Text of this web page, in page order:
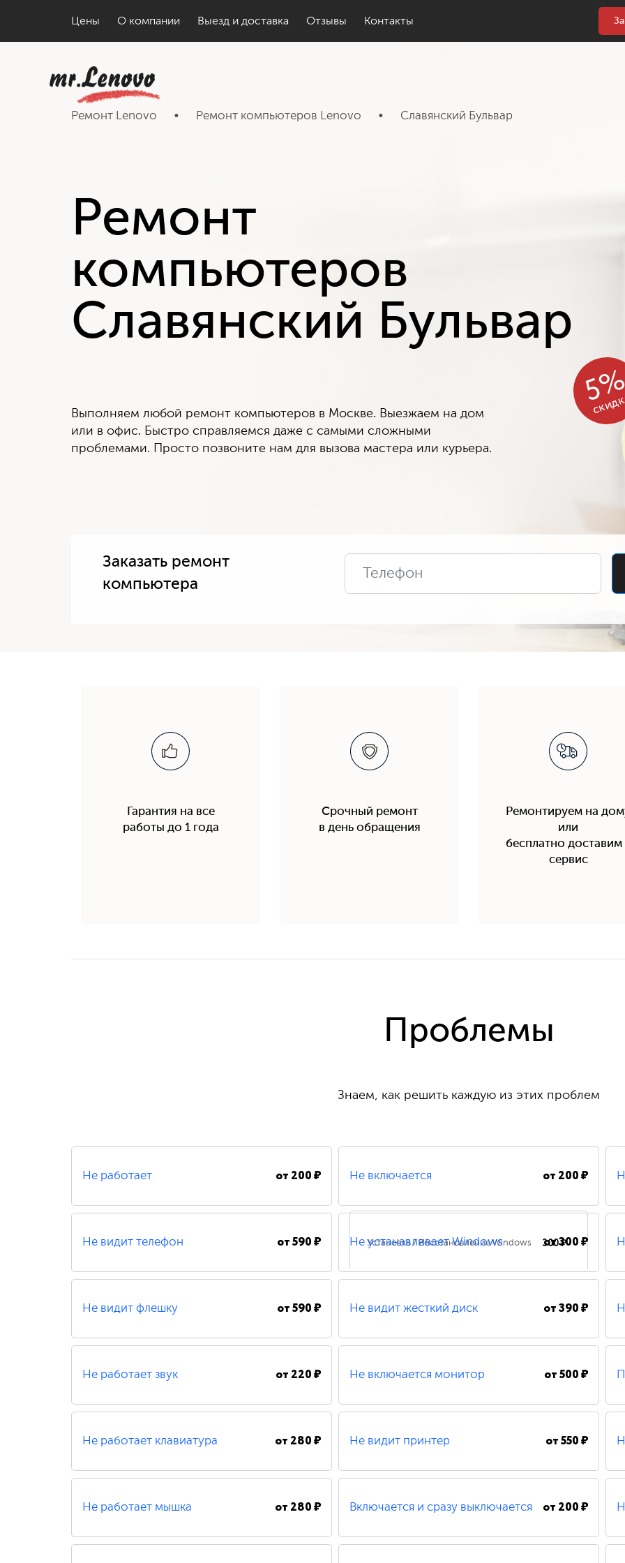
Цены О компании Выезд и доставка Отзывы Контакты
Ремонт Lenovo • Ремонт компьютеров Lenovo • Славянский Бульвар
Ремонт
компьютеров
Славянский Бульвар
Выполняем любой ремонт компьютеров в Москве. Выезжаем на дом
или в офис. Быстро справляемся даже с самыми сложными
проблемами. Просто позвоните нам для вызова мастера или курьера.
Заказать ремонт
компьютера
Гарантия на все
работы до 1 года
Срочный ремонт
в день обращения
Ремонтируем на
или
бесплатно доставим
сервис
Проблемы
Знаем, как решить каждую из этих проблем
Не работает от 200 ₽ Не включается от 200 ₽
Установка / Восстановление Windows 300 ₽
Замена / установка материнской платы 500 ₽
Восстановление системных файлов 480 ₽
Не видит телефон от590 ₽ Не устанавливает Windows от300 ₽
Не видит флешку от590 ₽ Не видит жесткий диск от390 ₽
Не работает звук от 220 ₽ Не включается монитор от500 ₽
Не работает клавиатура от 280 ₽ Не видит принтер от550 ₽
Не работает мышка от 280 ₽ Включается и сразу выключается от 200 ₽